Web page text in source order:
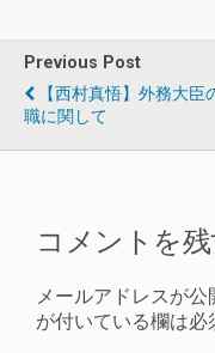
Previous Post
【西村真悟】外務大臣
職に関して
コメントを
メールアドレスが公
が付いている欄は必